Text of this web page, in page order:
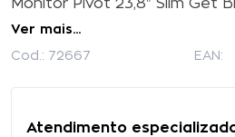
Ver mais...
Cod.: 72667 EAN:
Atendimento